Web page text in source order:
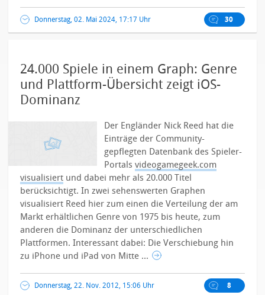
Donnerstag, 02. Mai 2024, 17:17 Uhr 30
24.000 Spiele in einem Graph: Genre
und Plattform-Übersicht zeigt iOS-
Dominanz
Der Engländer Nick Reed hat die
Einträge der Community-
gepflegten Datenbank des Spieler-
Portalsvideogamegeek.com
visualisiert und dabei mehr als 20.000 Titel
berücksichtigt. In zwei sehenswerten Graphen
visualisiert Reed hier zum einen die Verteilung der am
Markt erhältlichen Genre von 1975 bis heute, zum
anderen die Dominanz der unterschiedlichen
Plattformen.Interessant dabei: Die Verschiebung hin
zu iPhone und iPad von Mitte ...
Donnerstag, 22. Nov. 2012, 15:06 Uhr 8